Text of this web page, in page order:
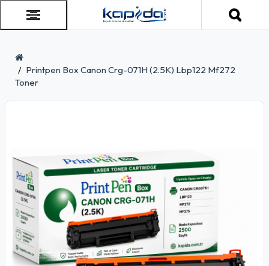
Printpen Box Canon Crg-071H (2.5K) Lbp122 Mf272
Toner